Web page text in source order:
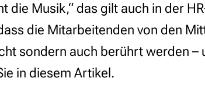
die Musik,“ das gilt auch in der
die Mitarbeitenden von den
sondern auch berührt werden –
in diesem Artikel.